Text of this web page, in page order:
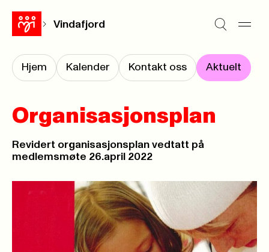
Vindafjord
Hjem Kalender Kontakt oss Aktuelt
Organisasjonsplan
Revidert organisasjonsplan vedtatt på
medlemsmøte 26.april 2022